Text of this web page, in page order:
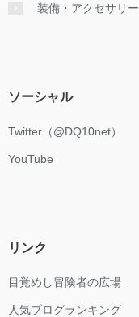
装備・アクセサリー
ソーシャル
Twitter（@DQ10net）
YouTube
リンク
目覚めし冒険者の広場
人気ブログランキング